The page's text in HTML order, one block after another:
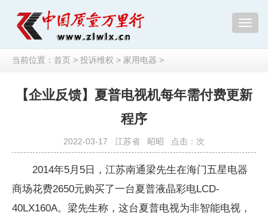
当前位置： 首页 > 投诉维权 > 家用电器 >
【企业反馈】夏普电视机每年需付费更新
程序
2022-03-17 江苏省 昭昭 点击： 次
2014年5月5日，江苏南通梁先生在海门五星电器
商场花费2650元购买了一台夏普液晶彩电LCD-
40LX160A。梁先生称，这台夏普电视为非智能电视，